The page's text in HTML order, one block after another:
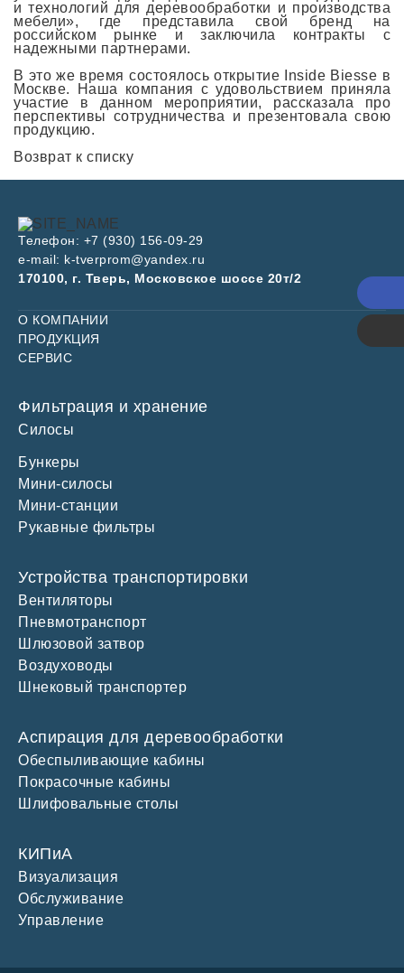
и технологий для деревообработки и производства
мебели», где представила свой бренд на
российском рынке и заключила контракты с
надежными партнерами.
В это же время состоялось открытие Inside Biesse в
Москве. Наша компания с удовольствием приняла
участие в данном мероприятии, рассказала про
перспективы сотрудничества и презентовала свою
продукцию.
Возврат к списку
Телефон: +7 (930) 156-09-29
e-mail: k-tverprom@yandex.ru
170100, г. Тверь, Московское шоссе 20т/2
О КОМПАНИИ
ПРОДУКЦИЯ
СЕРВИС
Фильтрация и хранение
Силосы
Силос 60 м3
Силос 100 м3
Силос 150 м3
Бункеры
Мини-силосы
Мини-станции
Рукавные фильтры
Устройства транспортировки
Вентиляторы
Пневмотранспорт
Шлюзовой затвор
Воздуховоды
Шнековый транспортер
Аспирация для деревообработки
Обеспыливающие кабины
Покрасочные кабины
Шлифовальные столы
КИПиА
Визуализация
Обслуживание
Управление